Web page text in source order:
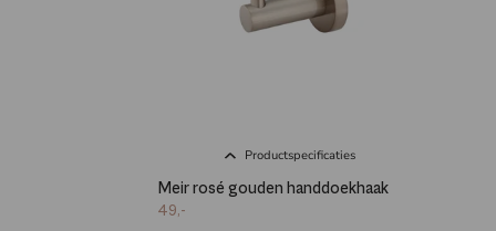
Productspecificaties
Meir rosé gouden handdoekhaak
49,-